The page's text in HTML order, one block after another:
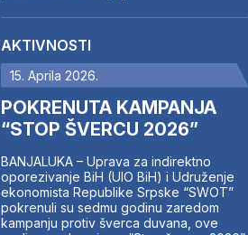
AKTIVNOSTI
15. Aprila 2026.
POKRENUTA KAMPANJA
“STOP ŠVERCU 2026”
BANJALUKA – Uprava za indirektno
oporezivanje BiH (UIO BiH) i Udruženje
ekonomista Republike Srpske “SWOT”
pokrenuli su sedmu godinu zaredom
kampanju protiv šverca duvana, ove